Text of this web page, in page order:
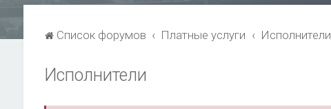
Список форумов Платные услуги Исполнители
Исполнители